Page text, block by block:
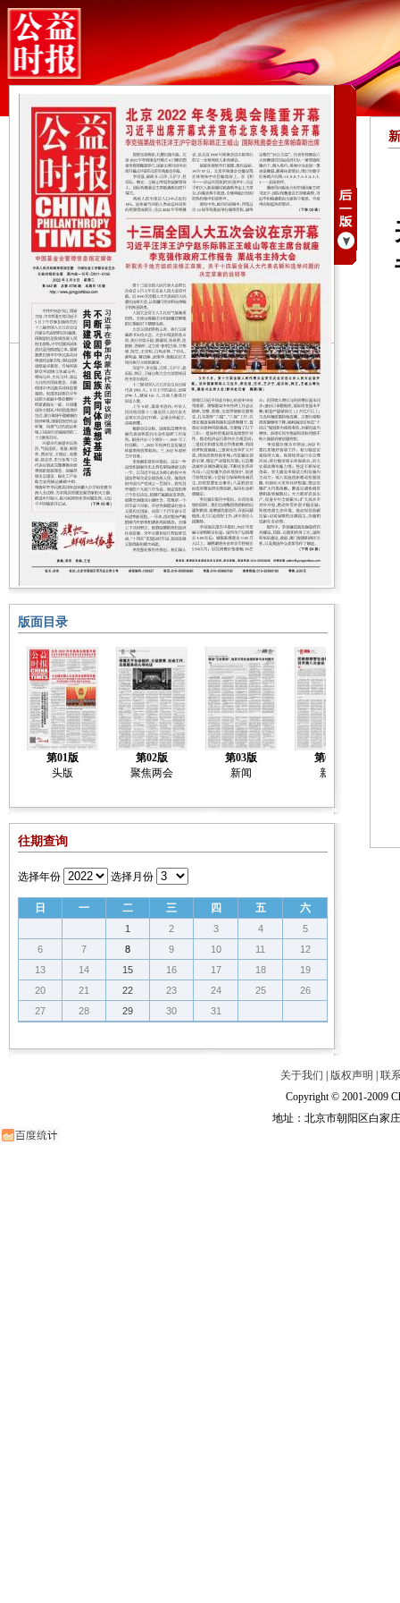
版面目录
第01版
头版
第02版
聚焦两会
第03版
新闻
第04版
新闻
往期查询
选择年份 选择月份
日 一 二 三 四 五 六
1 2 3 4
5
6
7 8 9 10 11
12
13
14 15 16 17 18
19
20
21 22 23 24 25
26
27
28 29 30 31
关于我们 版权声明
联
Copyright © 2001-2009
地址：北京市朝阳区白家